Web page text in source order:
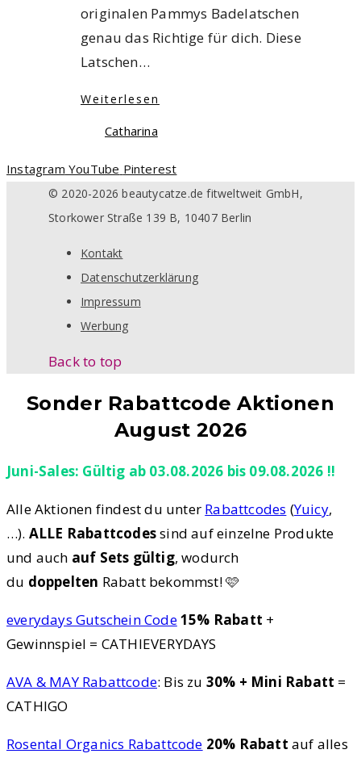
originalen Pammys Badelatschen
genau das Richtige für dich. Diese
Latschen…
Weiterlesen
Catharina
Instagram YouTube Pinterest
© 2020-2026 beautycatze.de fitweltweit GmbH,
Storkower Straße 139 B, 10407 Berlin
Kontakt
Datenschutzerklärung
Impressum
Werbung
Back to top
Sonder Rabattcode Aktionen
August 2026
Juni-Sales: Gültig ab 03.08.2026 bis 09.08.2026 !!
Alle Aktionen findest du unter Rabattcodes (Yuicy,
…). ALLE Rabattcodessind auf einzelne Produkte
und auch auf Sets gültig, wodurch
du doppelten Rabatt bekommst! 🩷
everydays Gutschein Code15% Rabatt +
Gewinnspiel = CATHIEVERYDAYS
AVA & MAY Rabattcode: Bis zu 30% + Mini Rabatt =
CATHIGO
Rosental Organics Rabattcode 20% Rabatt auf alles